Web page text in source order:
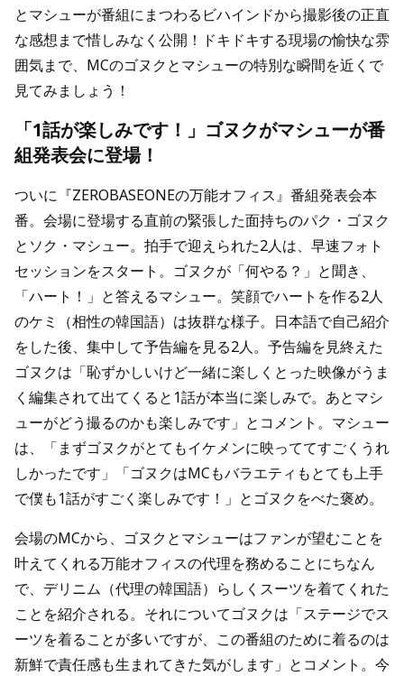
とマシューが番組にまつわるビハインドから撮影後の正直
な感想まで惜しみなく公開！ドキドキする現場の愉快な雰
囲気まで、MCのゴヌクとマシューの特別な瞬間を近くで
見てみましょう！
「1話が楽しみです！」ゴヌクがマシューが番
組発表会に登場！
ついに『ZEROBASEONEの万能オフィス』番組発表会本
番。会場に登場する直前の緊張した面持ちのパク・ゴヌク
とソク・マシュー。拍手で迎えられた2人は、早速フォト
セッションをスタート。ゴヌクが「何やる？」と聞き、
「ハート！」と答えるマシュー。笑顔でハートを作る2人
のケミ（相性の韓国語）は抜群な様子。日本語で自己紹介
をした後、集中して予告編を見る2人。予告編を見終えた
ゴヌクは「恥ずかしいけど一緒に楽しくとった映像がうま
く編集されて出てくると1話が本当に楽しみで。あとマシ
ューがどう撮るのかも楽しみです」とコメント。マシュー
は、「まずゴヌクがとてもイケメンに映っててすごくうれ
しかったです」「ゴヌクはMCもバラエティもとても上手
で僕も1話がすごく楽しみです！」とゴヌクをべた褒め。
会場のMCから、ゴヌクとマシューはファンが望むことを
叶えてくれる万能オフィスの代理を務めることにちなん
で、デリニム（代理の韓国語）らしくスーツを着てくれた
ことを紹介される。それについてゴヌクは「ステージでス
ーツを着ることが多いですが、この番組のために着るのは
新鮮で責任感も生まれてきた気がします」とコメント。今